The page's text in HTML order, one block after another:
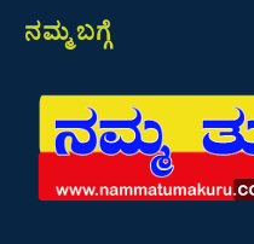
ನಮ್ಮ ಬಗ್ಗೆ